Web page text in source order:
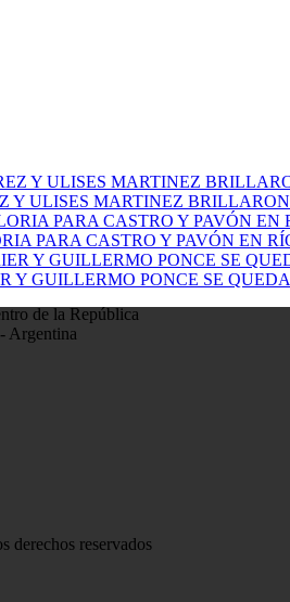
Y ULISES MARTINEZ
PARA CASTRO Y PAVÓN EN
Y GUILLERMO PONCE SE
de la República
Argentina
derechos reservados